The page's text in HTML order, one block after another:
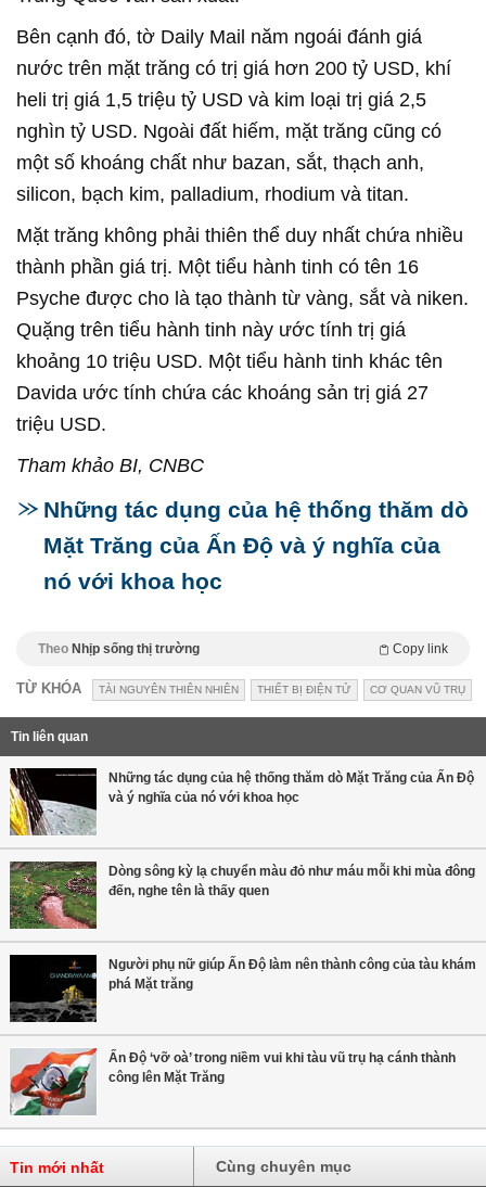
Bên cạnh đó, tờ Daily Mail năm ngoái đánh giá
nước trên mặt trăng có trị giá hơn 200 tỷ USD, khí
heli trị giá 1,5 triệu tỷ USD và kim loại trị giá 2,5
nghìn tỷ USD. Ngoài đất hiếm, mặt trăng cũng có
một số khoáng chất như bazan, sắt, thạch anh,
silicon, bạch kim, palladium, rhodium và titan.
Mặt trăng không phải thiên thể duy nhất chứa nhiều
thành phần giá trị. Một tiểu hành tinh có tên 16
Psyche được cho là tạo thành từ vàng, sắt và niken.
Quặng trên tiểu hành tinh này ước tính trị giá
khoảng 10 triệu USD. Một tiểu hành tinh khác tên
Davida ước tính chứa các khoáng sản trị giá 27
triệu USD.
Tham khảo BI, CNBC
Những tác dụng của hệ thống thăm dò
Mặt Trăng của Ấn Độ và ý nghĩa của
nó với khoa học
Theo Nhịp sống thị trường Copy link
TỪ KHÓA TÀI NGUYÊN THIÊN NHIÊN THIẾT BỊ ĐIỆN TỬ CƠ QUAN VŨ TRỤ
Tin liên quan
Những tác dụng của hệ thống thăm dò Mặt Trăng của Ấn Độ
và ý nghĩa của nó với khoa học
Dòng sông kỳ lạ chuyển màu đỏ như máu mỗi khi mùa đông
đến, nghe tên là thấy quen
Người phụ nữ giúp Ấn Độ làm nên thành công của tàu khám
phá Mặt trăng
Ấn Độ ‘vỡ oà’ trong niềm vui khi tàu vũ trụ hạ cánh thành
công lên Mặt Trăng
Tin mới nhất Cùng chuyên mục